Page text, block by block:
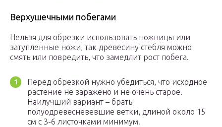
Верхушечными побегами
Нельзя для обрезки использовать ножницы или
затупленные ножи, так древесину стебля можно
смять или повредить, что замедлит рост побега.
Перед обрезкой нужно убедиться, что исходное
растение не заражено и не очень старое.
Наилучший вариант – брать
полуодревесневевшие ветки, длиной около 15
см с 3-6 листочками минимум.